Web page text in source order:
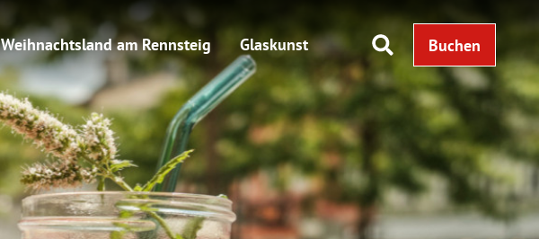
Weihnachtsland am Rennsteig Glaskunst Buchen